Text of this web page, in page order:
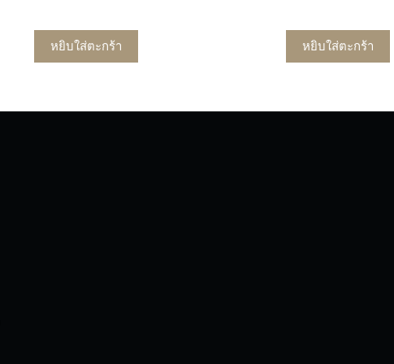
หยิบใส่ตะกร้า หยิบใส่ตะกร้า